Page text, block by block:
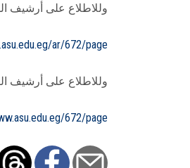
وللاطلاع على أرشيف
ar/672/page
وللاطلاع على أرشيف
672/page